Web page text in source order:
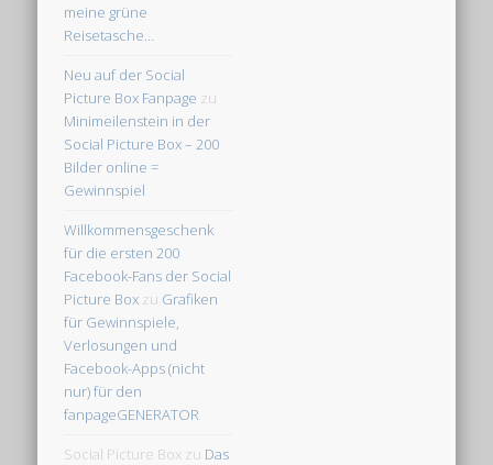
meine grüne
Reisetasche…
Neu auf der Social
Picture Box Fanpage zu
Minimeilenstein in der
Social Picture Box – 200
Bilder online =
Gewinnspiel
Willkommensgeschenk
für die ersten 200
Facebook-Fans der Social
Picture Box zu Grafiken
für Gewinnspiele,
Verlosungen und
Facebook-Apps (nicht
nur) für den
fanpageGENERATOR
Social Picture Box zu Das